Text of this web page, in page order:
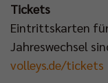
Tickets
Eintrittskarten für
Jahreswechsel
volleys.de/tickets